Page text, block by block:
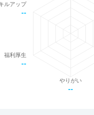
やりがい
--
福利厚生
--
ルアップ
--